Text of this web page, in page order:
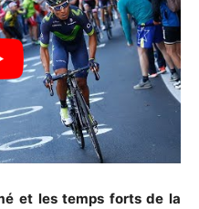
et les temps forts de la